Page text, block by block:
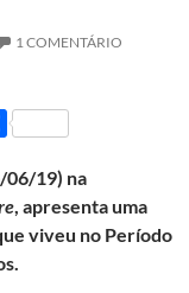
1 COMENTÁRIO
S
a
r
e
06/19) na
, apresenta uma
viveu no Período